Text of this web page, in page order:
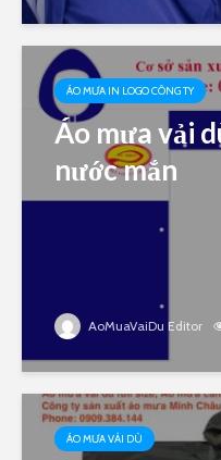
ÁO MƯA IN LOGO CÔNG TY
Áo mưa vải
nước mắn
AoMuaVaiDu Editor
ÁO MƯA VẢI DÙ